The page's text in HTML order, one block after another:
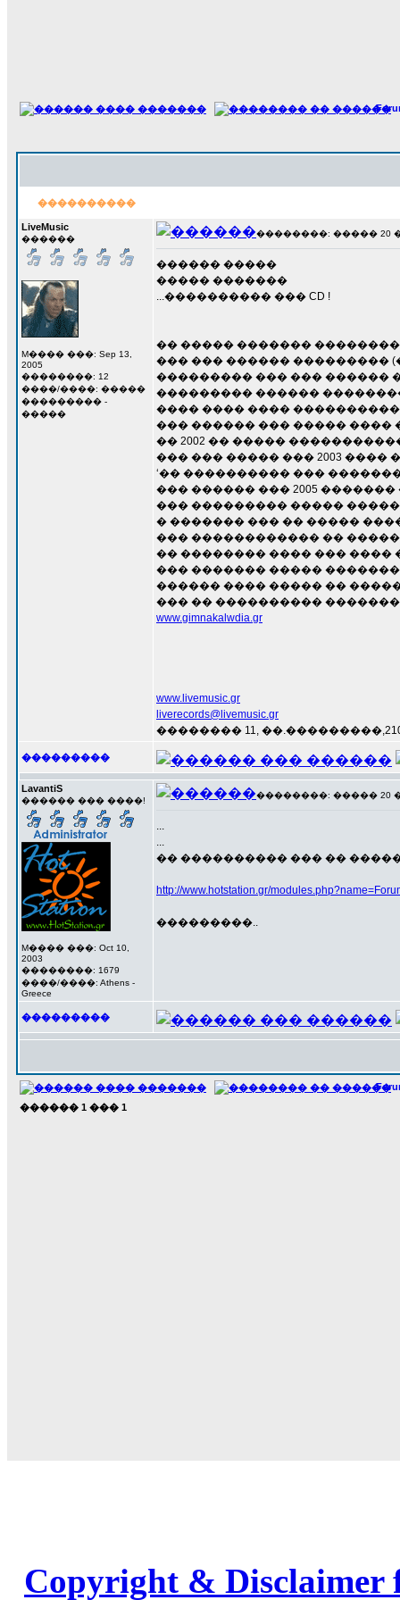
����������
LiveMusic
������
M���� ���: Sep 13,
2005
��������: 12
����/����: �����
��������� -
�����
��������: ����� 20 ���
������ �����
����� �������
...���������� ��� CD !
�� ����� �������
��� ��� ������ ���������
��������� ��� ��� ������
��������� ������
���� ���� ����
��� ������ ��� ����� ����
�� 2002 �� �����
��� ��� ����� ��� 2003 ����
‘�� ���������� ���
��� ������ ��� 2005
��� ��������� �����
� ������� ��� �� �����
��� ������������ ��
�� �������� ���� ��� ����
��� ������� �����
������ ���� ����� ��
��� �� ����������
www.gimnakalwdia.gr
www.livemusic.gr
liverecords@livemusic.gr
�������� 11, ��.���������,210
���������
LavantiS
������ ��� ����!
M���� ���: Oct 10,
2003
��������: 1679
����/����: Athens -
Greece
��������: ����� 20 ���
...
...
�� ���������� ��� ��
http://www.hotstation.gr/
���������..
���������
������ 1 ��� 1
Copyright & Disclaimer